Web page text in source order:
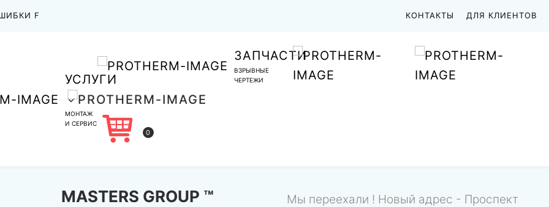
F КОНТАКТЫ ДЛЯ КЛИЕНТОВ
УСЛУГИ
МОНТАЖ
И СЕРВИС
ЗАПЧАСТИ
ВЗРЫВНЫЕ
ЧЕРТЕЖИ
0
MASTERS GROUP ™
Мы переехали ! Новый адрес - Проспект